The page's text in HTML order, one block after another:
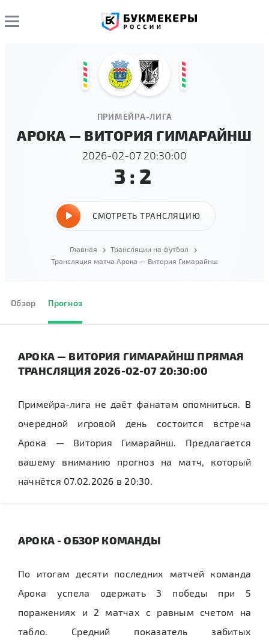
ПРИМЕЙРА-ЛИГА
АРОКА — ВИТОРИЯ ГИМАРАЙНШ
2026-02-07 20:30:00
3:2
СМОТРЕТЬ ТРАНСЛЯЦИЮ
Главная
Трансляции на футбол
Трансляция матча Арока — Витория Гимарайнш
Обзор Прогноз
АРОКА — ВИТОРИЯ ГИМАРАЙНШ ПРЯМАЯ
ТРАНСЛЯЦИЯ 2026-02-07 20:30:00
Примейра-лига не даёт фанатам опомниться. В
очередной игровой день состоится встреча
Арока — Витория Гимарайнш. Предлагается
вашему вниманию прогноз на матч, который
начнётся 07.02.2026 в 20:30.
АРОКА - ОБЗОР КОМАНДЫ
По итогам десяти последних матчей команда
Арока успела одержать 3 победы при 5
поражениях и 2 матчах с равным счетом на
табло. Средний показатель забитых